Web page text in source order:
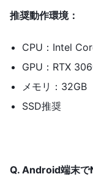
推奨動作環境：
CPU：Intel
GPU：RTX
メモリ：32GB
SSD推奨
Q. Android端末で